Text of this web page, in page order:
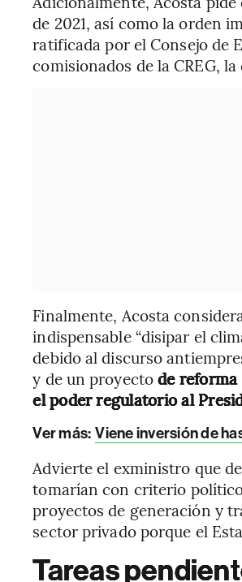
de 2021, así como la orden
ratificada por el Consejo de
comisionados de la CREG,
Finalmente, Acosta
indispensable “disipar el
debido al discurso
y de un proyectode
el poder regulatorio al
Ver más: Viene inversión de
Advierte el exministro que
tomarían con criterio
proyectos de generación y
sector privado porque el
Tareas